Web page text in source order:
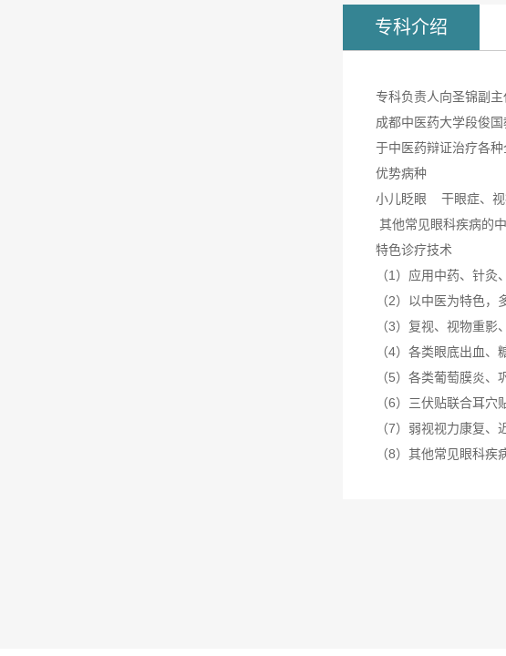
专科介绍
专科负责人向圣锦副
成都中医药大学段俊
于中医药辩证治疗各
优势病种
小儿眨眼 干眼症、视
其他常见眼科疾病的
特色诊疗技术
（1）应用中药、针灸
（2）以中医为特色
（3）复视、视物重
（4）各类眼底出血、
（5）各类葡萄膜炎、
（6）三伏贴联合耳穴
（7）弱视视力康复、
（8）其他常见眼科